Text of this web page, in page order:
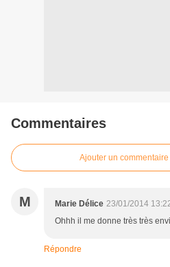
Commentaires
Ajouter un commentaire
M Marie Délice 23/01/2014
Ohhh il me donne très très
Répondre